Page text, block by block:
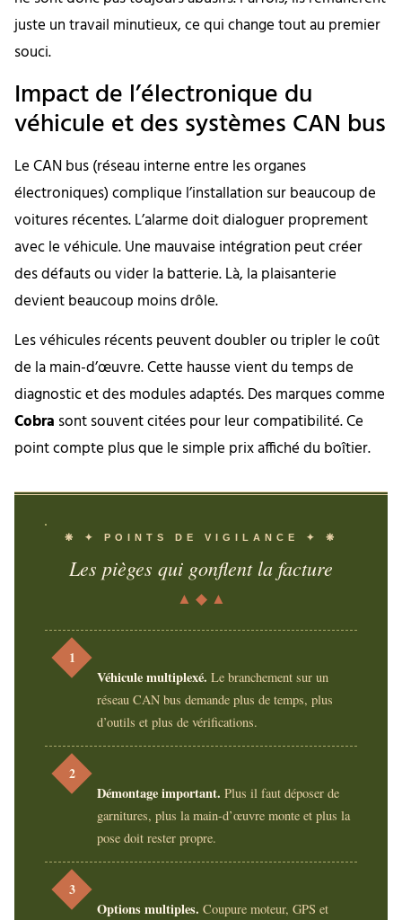
juste un travail minutieux, ce qui change tout au premier
souci.
Impact de l’électronique du
véhicule et des systèmes CAN bus
Le CAN bus (réseau interne entre les organes
électroniques) complique l’installation sur beaucoup de
voitures récentes. L’alarme doit dialoguer proprement
avec le véhicule. Une mauvaise intégration peut créer
des défauts ou vider la batterie. Là, la plaisanterie
devient beaucoup moins drôle.
Les véhicules récents peuvent doubler ou tripler le coût
de la main-d’œuvre. Cette hausse vient du temps de
diagnostic et des modules adaptés. Des marques comme
Cobra sont souvent citées pour leur compatibilité. Ce
point compte plus que le simple prix affiché du boîtier.
❋ ✦ POINTS DE VIGILANCE ✦ ❋
Les pièges qui gonflent la facture
▲ ◆ ▲
1
Véhicule multiplexé. Le branchement sur un
réseau CAN bus demande plus de temps, plus
d’outils et plus de vérifications.
2
Démontage important. Plus il faut déposer de
garnitures, plus la main-d’œuvre monte et plus la
pose doit rester propre.
3
Options multiples. Coupure moteur, GPS et